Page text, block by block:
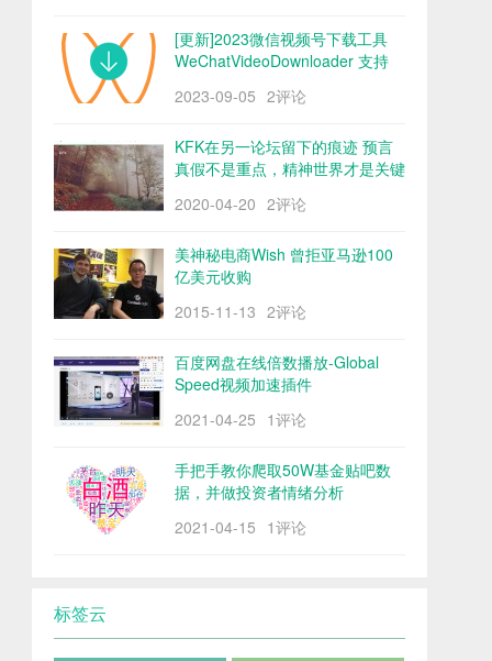
[更新]2023微信视频号下载工具
WeChatVideoDownloader 支持
2023-09-05 2评论
KFK在另一论坛留下的痕迹 预言
真假不是重点，精神世界才是关键
2020-04-20 2评论
美神秘电商Wish 曾拒亚马逊100
亿美元收购
2015-11-13 2评论
百度网盘在线倍数播放-Global
Speed视频加速插件
2021-04-25 1评论
手把手教你爬取50W基金贴吧数
据，并做投资者情绪分析
2021-04-15 1评论
标签云